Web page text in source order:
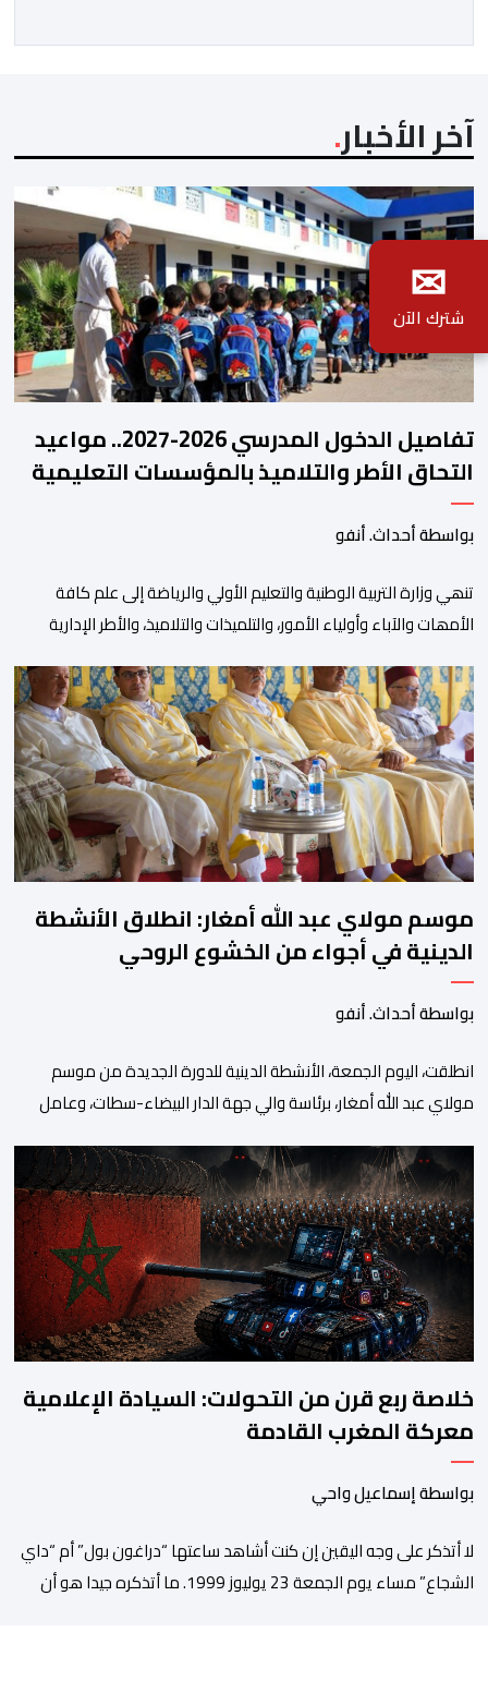
كتابة الدولة، وولاية جهة العيون الساقية الحمراء، وجماعة
آخر الأخبار
تفاصيل الدخول المدرسي 2026-2027.. مواعيد
التحاق الأطر والتلاميذ بالمؤسسات التعليمية
بواسطة أحداث. أنفو
تنھي وزارة التربیة الوطنیة والتعلیم الأولي والریاضة إلى علم كافة
الأمھات والآباء وأولیاء الأمور، والتلمیذات والتلامیذ، والأطر الإداریة
2027 سیتم في موعده الرسمي المحدد سلفا طبقا لمقتضیات المقرر
الوزاري رقم 047.26 الصادر بتاریخ 3 یولیوز 2026 بشأن تنظیم السنة
الدراسیة. وأوضحت الوزارة، في بلاغ، أن أطر […]
موسم مولاي عبد الله أمغار: انطلاق الأنشطة
الدينية في أجواء من الخشوع الروحي
بواسطة أحداث. أنفو
انطلقت، اليوم الجمعة، الأنشطة الدينية للدورة الجديدة من موسم
مولاي عبد الله أمغار، برئاسة والي جهة الدار البيضاء-سطات، وعامل
للجديدة، ورئيس المجلس العلمي المحلي للجديدة، وذلك بحضور
شخصيات مدنية وعسكرية ودينية. وجرت مراسيم افتتاح فعاليات
الموسم بالخيمة الرسمية، حيث أُلقيت كلمات كل من رئيس المجلس […]
خلاصة ربع قرن من التحولات: السيادة الإعلامية
معركة المغرب القادمة
بواسطة إسماعيل واحي
لا أتذكر على وجه اليقين إن كنت أشاهد ساعتها “دراغون بول” أم “داي
الشجاع” مساء يوم الجمعة 23 يوليوز 1999. ما أتذكره جيدا هو أن
✉
شترك الآن